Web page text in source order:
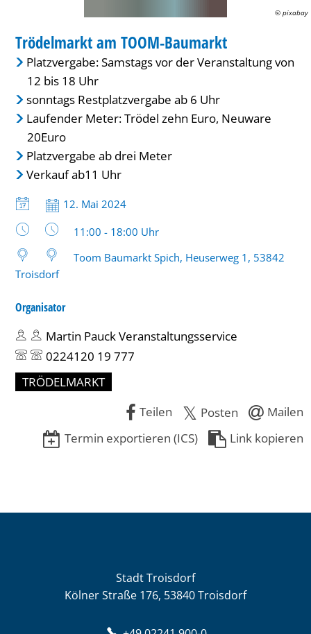
© pixabay
KATEGORIE: MARKT
Trödelmarkt am TOOM-Baumarkt
Platzvergabe: Samstags vor der Veranstaltung von
12 bis 18 Uhr
sonntags Restplatzvergabe ab 6 Uhr
Laufender Meter: Trödel zehn Euro, Neuware
20Euro
Platzvergabe ab drei Meter
Verkauf ab11 Uhr
Datum:
12. Mai 2024
Uhrzeit:
11:00 - 18:00 Uhr
Toom Baumarkt Spich, Heuserweg 1, 53842
Troisdorf
Organisator
Martin Pauck Veranstaltungsservice
0224120 19 777
TRÖDELMARKT
Teilen
Posten
Mailen
Termin exportieren (ICS)
Link kopieren
Stadt Troisdorf
Kölner Straße 176, 53840 Troisdorf